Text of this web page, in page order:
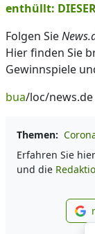
enthüllt:
Folgen Sie
Hier finden Sie
Gewinnspiele
bua/loc/news.de
Themen:
Erfahren Sie
und die